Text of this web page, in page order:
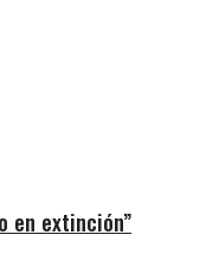
en extinción”